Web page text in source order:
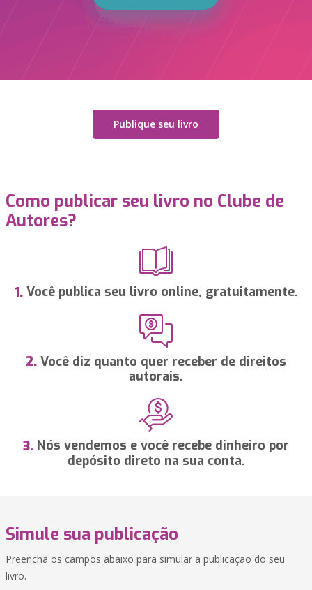
Publique seu livro
Como publicar seu livro no Clube de
Autores?
1.Você publica seu livro online, gratuitamente.
2. Você diz quanto quer receber de direitos
autorais.
3. Nós vendemos e você recebe dinheiro por
depósito direto na sua conta.
Simule sua publicação
Preencha os campos abaixo para simular a publicação do seu
livro.